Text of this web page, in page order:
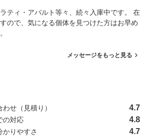
ティ・アバルト等々、続々入庫中です。 在
ので、気になる個体を見つけた方はお早め
メッセージをもっと見る
満点中）
わせ（見積り） 4.7
の対応 4.8
かりやすさ 4.7